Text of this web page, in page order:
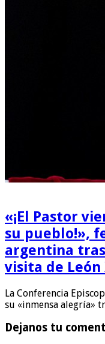
«¡El Pastor
su pueblo!»,
argentina
visita de León
La Conferencia
su «inmensa alegría»
Dejanos tu